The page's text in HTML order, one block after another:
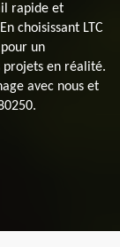
rapide et
choisissant LTC
un
en réalité.
avec nous et